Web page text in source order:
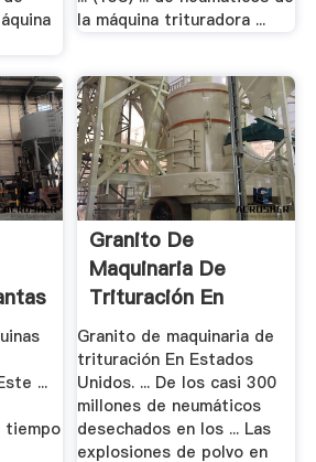
la máquina trituradora ...
...
tiempo
Granito De
Maquinaria De
Trituración En
Estados .
Granito de maquinaria de
trituración En Estados
Unidos. ... De los casi 300
millones de neumáticos
desechados en los ... Las
explosiones de polvo en